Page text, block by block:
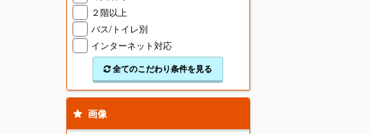
２階以上
バス/トイレ別
インターネット対応
全てのこだわり条件を見る
画像